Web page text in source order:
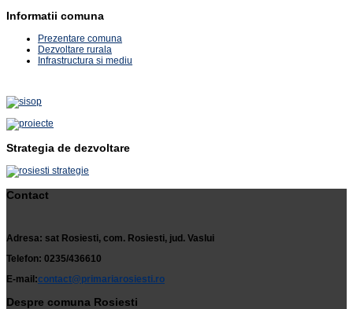
Informatii comuna
Prezentare comuna
Dezvoltare rurala
Infrastructura si mediu
Strategia de dezvoltare
Contact
Adresa: sat Rosiesti, com. Rosiesti, jud. Vaslui
Telefon: 0235/436610
E-mail:contact@primariarosiesti.ro
Despre comuna Rosiesti